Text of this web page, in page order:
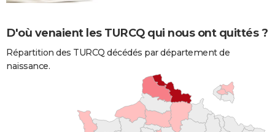
D'où venaient les TURCQ qui nous ont quittés ?
Répartition des TURCQ décédés par département de
naissance.